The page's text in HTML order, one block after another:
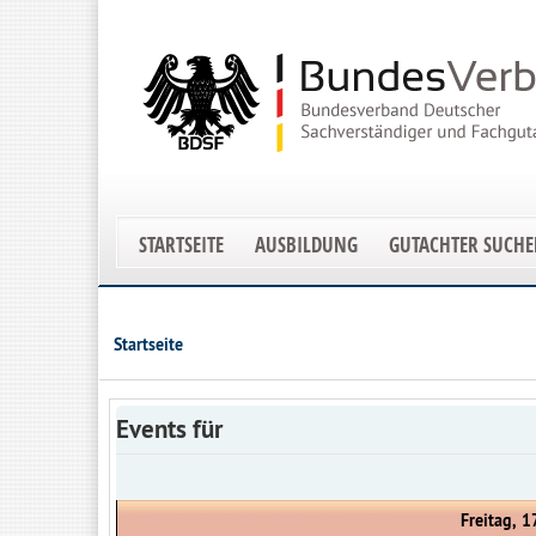
STARTSEITE AUSBILDUNG GUTACHTER
Startseite
Events für
Freitag,